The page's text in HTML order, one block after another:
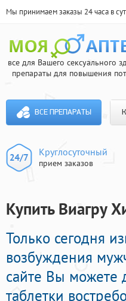
Мы принимаем заказы 24 часа в
все для Вашего сексуального
препараты для повышения
ВСЕ ПРЕПАРАТЫ
Круглосуточный
прием заказов
Купить Виагру
Только сегодня
возбуждения
сайте Вы можете
таблетки